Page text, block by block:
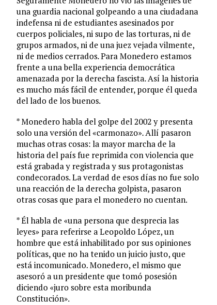
una guardia nacional golpeando a una ciudadana
indefensa ni de estudiantes asesinados por
cuerpos policiales, ni supo de las torturas, ni de
grupos armados, ni de una juez vejada vilmente,
ni de medios cerrados. Para Monedero estamos
frente a una bella experiencia democrática
amenazada por la derecha fascista. Así la historia
es mucho más fácil de entender, porque él queda
del lado de los buenos.
* Monedero habla del golpe del 2002 y presenta
solo una versión del «carmonazo». Allí pasaron
muchas otras cosas: la mayor marcha de la
historia del país fue reprimida con violencia que
está grabada y registrada y sus protagonistas
condecorados. La verdad de esos días no fue solo
una reacción de la derecha golpista, pasaron
otras cosas que para el monedero no cuentan.
* Él habla de «una persona que desprecia las
leyes» para referirse a Leopoldo López, un
hombre que está inhabilitado por sus opiniones
políticas, que no ha tenido un juicio justo, que
está incomunicado. Monedero, el mismo que
asesoró a un presidente que tomó posesión
diciendo «juro sobre esta moribunda
Constitución».